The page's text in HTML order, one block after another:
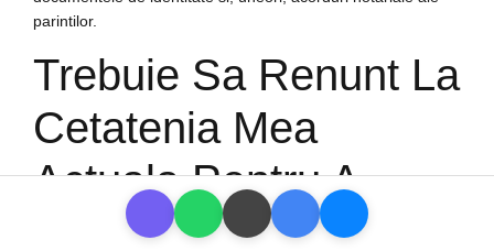
parintilor.
Trebuie Sa Renunt La
Cetatenia Mea
Actuala Pentru A
Deveni Cetatean